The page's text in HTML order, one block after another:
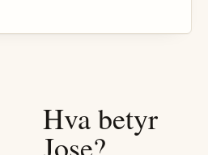
Hva betyr
Jose?